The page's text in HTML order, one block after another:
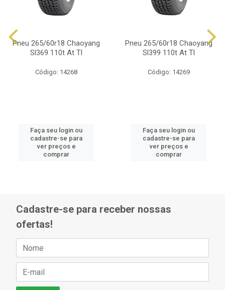
Pneu 265/60r18 Chaoyang
Sl369 110t At Tl
Código: 14268
Faça seu login ou
cadastre-se para
ver preços e
comprar
Pneu 265/60r18 Chaoyang
Sl399 110t At Tl
Código: 14269
Faça seu login ou
cadastre-se para
ver preços e
comprar
Cadastre-se para receber nossas
ofertas!